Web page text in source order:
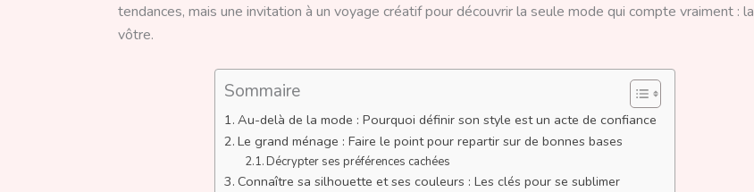
tendances, mais une invitation à un voyage créatif pour découvrir la seule mode qui compte vraiment : la
vôtre.
Sommaire
Au-delà de la mode : Pourquoi définir son style est un acte de confiance
Le grand ménage : Faire le point pour repartir sur de bonnes bases
Décrypter ses préférences cachées
Connaître sa silhouette et ses couleurs : Les clés pour se sublimer